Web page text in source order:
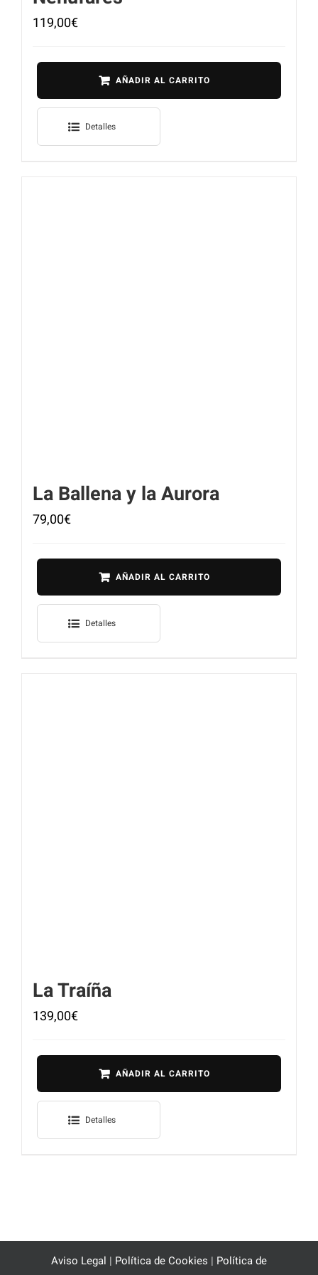
119,00€
AÑADIR AL CARRITO
Detalles
La Ballena y la Aurora
79,00€
AÑADIR AL CARRITO
Detalles
La Traíña
139,00€
AÑADIR AL CARRITO
Detalles
Aviso Legal | Política de Cookies | Política de